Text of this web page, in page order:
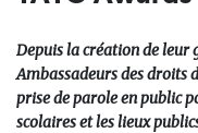
Depuis la création de leur
Ambassadeurs des droits
prise de parole en public
scolaires et les lieux